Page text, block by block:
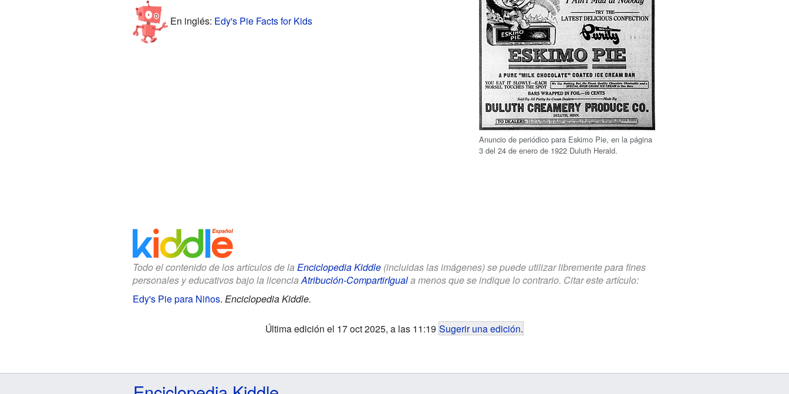
Anuncio de periódico para Eskimo Pie, en la página
3 del 24 de enero de 1922 Duluth Herald.
En inglés: Edy's Pie Facts for Kids
Todo el contenido de los artículos de la Enciclopedia Kiddle(incluidas las imágenes) se puede utilizar libremente para fines
personales y educativos bajo la licenciaAtribución-CompartirIguala menos que se indique lo contrario. Citar este artículo:
Edy's Pie para Niños. Enciclopedia Kiddle.
Última edición el 17 oct 2025, a las 11:19 Sugerir una edición.